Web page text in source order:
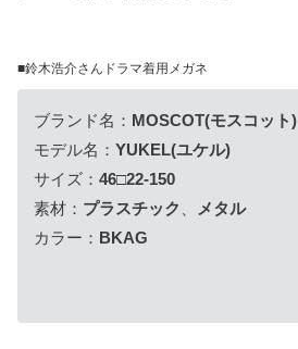
■鈴木浩介さんドラマ着用メガネ
ブランド名： MOSCOT(モスコット)
モデル名： YUKEL(ユケル)
サイズ： 46□22-150
素材： プラスチック
メタル
カラー： BKAG